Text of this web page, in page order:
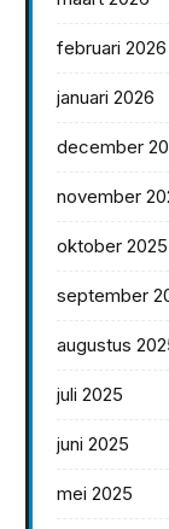
februari 2026
januari 2026
december
november
oktober 2025
september
augustus
juli 2025
juni 2025
mei 2025